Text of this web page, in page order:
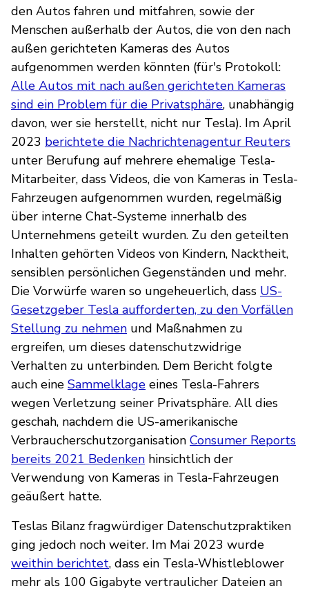
den Autos fahren und mitfahren, sowie der
Menschen außerhalb der Autos, die von den nach
außen gerichteten Kameras des Autos
aufgenommen werden könnten (für's Protokoll:
Alle Autos mit nach außen gerichteten Kameras
sind ein Problem für die Privatsphäre, unabhängig
davon, wer sie herstellt, nicht nur Tesla). Im April
2023 berichtete die Nachrichtenagentur Reuters
unter Berufung auf mehrere ehemalige Tesla-
Mitarbeiter, dass Videos, die von Kameras in Tesla-
Fahrzeugen aufgenommen wurden, regelmäßig
über interne Chat-Systeme innerhalb des
Unternehmens geteilt wurden. Zu den geteilten
Inhalten gehörten Videos von Kindern, Nacktheit,
sensiblen persönlichen Gegenständen und mehr.
Die Vorwürfe waren so ungeheuerlich, dass US-
Gesetzgeber Tesla aufforderten, zu den Vorfällen
Stellung zu nehmen und Maßnahmen zu
ergreifen, um dieses datenschutzwidrige
Verhalten zu unterbinden. Dem Bericht folgte
auch eine Sammelklage eines Tesla-Fahrers
wegen Verletzung seiner Privatsphäre. All dies
geschah, nachdem die US-amerikanische
Verbraucherschutzorganisation Consumer Reports
bereits 2021 Bedenken hinsichtlich der
Verwendung von Kameras in Tesla-Fahrzeugen
geäußert hatte.
Teslas Bilanz fragwürdiger Datenschutzpraktiken
ging jedoch noch weiter. Im Mai 2023 wurde
weithin berichtet, dass ein Tesla-Whistleblower
mehr als 100 Gigabyte vertraulicher Dateien an